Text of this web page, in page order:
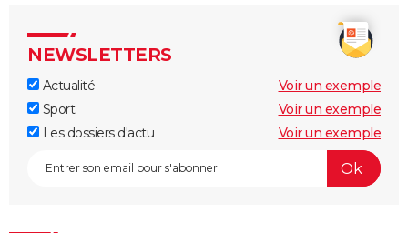
NEWSLETTERS
Actualité
Voir un exemple
Sport
Voir un exemple
Les dossiers d'actu
Voir un exemple